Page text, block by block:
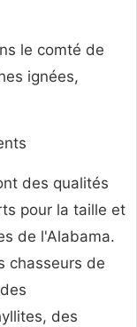
le comté de
ignées,
des qualités
pour la taille et
de l'Alabama.
chasseurs de
des